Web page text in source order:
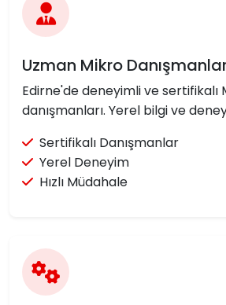
Uzman Mikro
Edirne'de deneyimli ve sertifikalı
danışmanları. Yerel bilgi ve
Sertifikalı Danışmanlar
Yerel Deneyim
Hızlı Müdahale